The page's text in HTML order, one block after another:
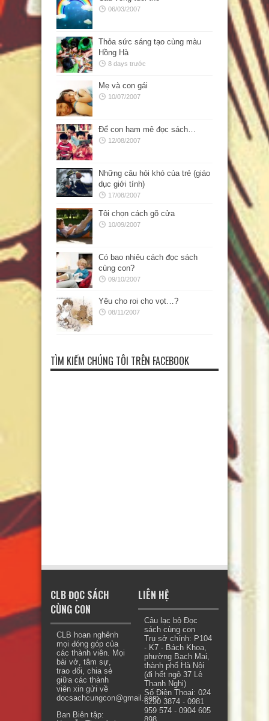
06/03/2007
Thỏa sức sáng tạo cùng màu
Hồng Hà
8 days trước
Mẹ và con gái
10/07/2007
Để con ham mê đọc sách…
12/08/2007
Những câu hỏi khó của trẻ (giáo
dục giới tính)
17/08/2007
Tôi chọn cách gõ cửa
10/09/2007
Có bao nhiêu cách đọc sách
cùng con?
09/10/2007
Yêu cho roi cho vọt…?
08/11/2007
TÌM KIẾM CHÚNG TÔI TRÊN FACEBOOK
CLB ĐỌC SÁCH
CÙNG CON
CLB hoan nghênh
mọi đóng góp của
các thành viên. Mọi
bài vở, tâm sự,
trao đổi, chia sẻ
giữa các thành
viên xin gửi về
docsachcungcon@gmail.com.
Ban Biên tập:
LIÊN HỆ
Câu lạc bộ Đọc
sách cùng con
Trụ sở chính: P104
- K7 - Bách Khoa,
phường Bạch Mai,
thành phố Hà Nội
(đi hết ngõ 37 Lê
Thanh Nghị)
Số Điện Thoại: 024
6290 3874 - 0981
959 574 - 0904 605